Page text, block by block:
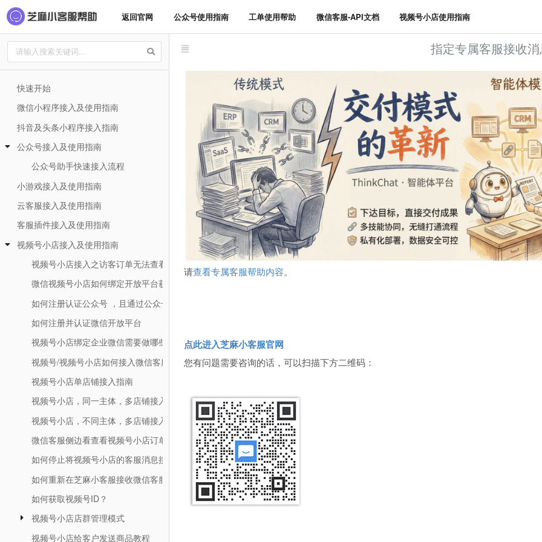
返回官网 公众号使用指南 工单使用帮助 微信客服-API文档 视频号小店使用指南
快速开始
微信小程序接入及使用指南
抖音及头条小程序接入指南
公众号接入及使用指南
公众号助手快速接入流程
小游戏接入及使用指南
云客服接入及使用指南
客服插件接入及使用指南
视频号小店接入及使用指南
视频号小店接入之访客订单无法查看的解决办法
微信视频号小店如何绑定开放平台获取unionID?
如何注册认证公众号 ，且通过公众号认证及绑定企微
如何注册并认证微信开放平台
视频号小店绑定企业微信需要做哪些准备？
视频号/视频号小店如何接入微信客服？
视频号小店单店铺接入指南
视频号小店，同一主体，多店铺接入指南
视频号小店，不同主体，多店铺接入指南
微信客服侧边看查看视频号小店订单
如何停止将视频号小店的客服消息接入芝麻小客服后台
如何重新在芝麻小客服接收微信客服的消息
如何获取视频号ID？
视频号小店店群管理模式
视频号小店给客户发送商品教程
指定专属客服接收
请查看专属客服帮助内容。
点此进入芝麻小客服官网
您有问题需要咨询的话，可以扫描下方二维码：